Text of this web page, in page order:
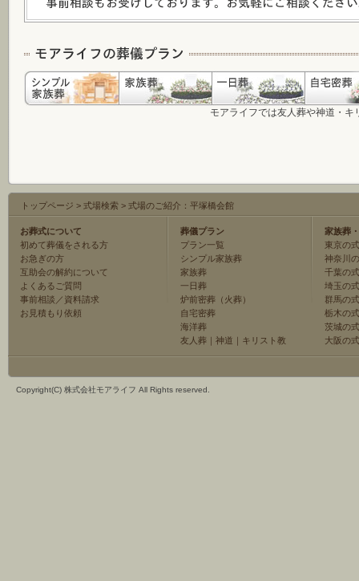
モアライフでは友人葬や神道・
トップページ > 式場検索 > 式場のご紹介：平塚橋会館
お葬式について
初めて葬儀をされる方
お急ぎの方
互助会の解約について
よくあるご質問
事前相談／資料請求
お見積もり依頼
葬儀プラン
プラン一覧
シンプル家族葬
家族葬
一日葬
炉前密葬（火葬）
自宅密葬
海洋葬
友人葬 ｜ 神道 ｜ キリスト教
家族葬
東京の
神奈川
千葉の
埼玉の
群馬の
栃木の
茨城の
大阪の
Copyright(C) 株式会社モアライフ All Rights reserved.